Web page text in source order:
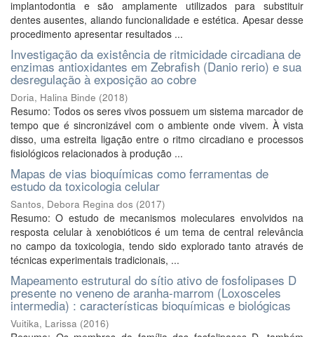
implantodontia e são amplamente utilizados para substituir
dentes ausentes, aliando funcionalidade e estética. Apesar desse
procedimento apresentar resultados ...
Investigação da existência de ritmicidade circadiana de
enzimas antioxidantes em Zebrafish (Danio rerio) e sua
desregulação à exposição ao cobre
Doria, Halina Binde (2018)
Resumo: Todos os seres vivos possuem um sistema marcador de
tempo que é sincronizável com o ambiente onde vivem. À vista
disso, uma estreita ligação entre o ritmo circadiano e processos
fisiológicos relacionados à produção ...
Mapas de vias bioquímicas como ferramentas de
estudo da toxicologia celular
Santos, Debora Regina dos (2017)
Resumo: O estudo de mecanismos moleculares envolvidos na
resposta celular à xenobióticos é um tema de central relevância
no campo da toxicologia, tendo sido explorado tanto através de
técnicas experimentais tradicionais, ...
Mapeamento estrutural do sítio ativo de fosfolipases D
presente no veneno de aranha-marrom (Loxosceles
intermedia) : características bioquímicas e biológicas
Vuitika, Larissa (2016)